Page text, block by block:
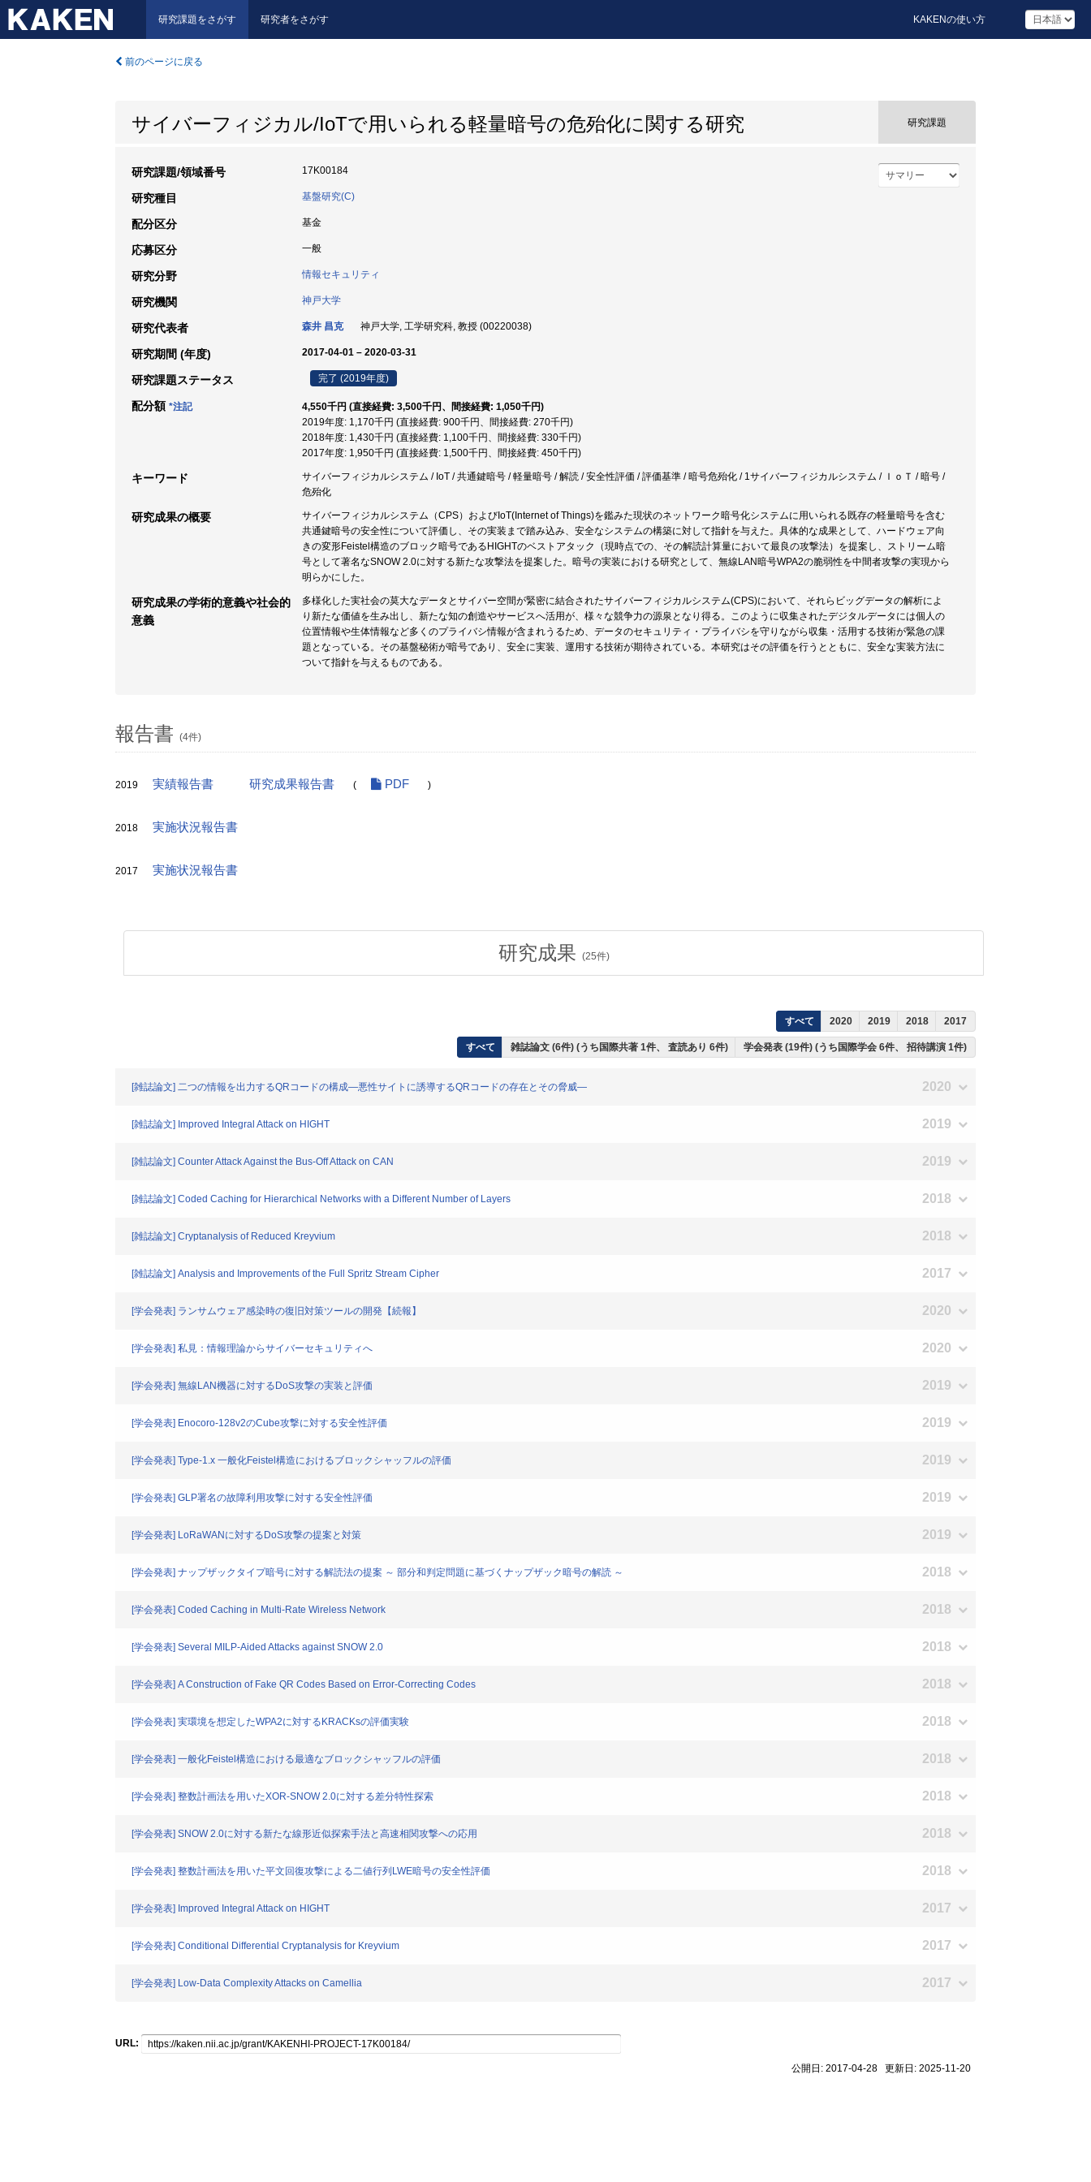
研究課題をさがす 研究者をさがす KAKENの使い方
前のページに戻る
サイバーフィジカル/IoTで用いられる軽量暗号の危殆化に関する研究 研究課題
研究課題/領域番号 17K00184
研究種目 基盤研究(C)
配分区分 基金
応募区分 一般
研究分野 情報セキュリティ
研究機関 神戸大学
研究代表者 森井 昌克 神戸大学, 工学研究科, 教授 (00220038)
研究期間 (年度) 2017-04-01 – 2020-03-31
研究課題ステータス 完了 (2019年度)
配分額 *注記
4,550千円 (直接経費: 3,500千円、間接経費: 1,050千円)
2019年度: 1,170千円 (直接経費: 900千円、間接経費: 270千円)
2018年度: 1,430千円 (直接経費: 1,100千円、間接経費: 330千円)
2017年度: 1,950千円 (直接経費: 1,500千円、間接経費: 450千円)
キーワード
サイバーフィジカルシステム / IoT / 共通鍵暗号 / 軽量暗号 / 解読 / 安全性評価 / 評価基準 / 暗号危殆化 / 1サイバーフィジカルシステム / ＩｏＴ / 暗号 /
危殆化
研究成果の概要
サイバーフィジカルシステム（CPS）およびIoT(Internet of Things)を鑑みた現状のネットワーク暗号化システムに用いられる既存の軽量暗号を含む
共通鍵暗号の安全性について評価し、その実装まで踏み込み、安全なシステムの構築に対して指針を与えた。具体的な成果として、ハードウェア向
きの変形Feistel構造のブロック暗号であるHIGHTのベストアタック（現時点での、その解読計算量において最良の攻撃法）を提案し、ストリーム暗
号として著名なSNOW 2.0に対する新たな攻撃法を提案した。暗号の実装における研究として、無線LAN暗号WPA2の脆弱性を中間者攻撃の実現から
明らかにした。
研究成果の学術的意義や社会的
意義
多様化した実社会の莫大なデータとサイバー空間が緊密に結合されたサイバーフィジカルシステム(CPS)において、それらビッグデータの解析によ
り新たな価値を生み出し、新たな知の創造やサービスへ活用が、様々な競争力の源泉となり得る。このように収集されたデジタルデータには個人の
位置情報や生体情報など多くのプライバシ情報が含まれうるため、データのセキュリティ・プライバシを守りながら収集・活用する技術が緊急の課
題となっている。その基盤秘術が暗号であり、安全に実装、運用する技術が期待されている。本研究はその評価を行うとともに、安全な実装方法に
ついて指針を与えるものである。
報告書 (4件)
2019 実績報告書 研究成果報告書 ( PDF )
2018 実施状況報告書
2017 実施状況報告書
研究成果 (25件)
すべて 2020 2019 2018 2017
すべて 雑誌論文 (6件) (うち国際共著 1件、 査読あり 6件) 学会発表 (19件) (うち国際学会 6件、 招待講演 1件)
[雑誌論文] 二つの情報を出力するQRコードの構成―悪性サイトに誘導するQRコードの存在とその脅威― 2020
[雑誌論文] Improved Integral Attack on HIGHT 2019
[雑誌論文] Counter Attack Against the Bus-Off Attack on CAN 2019
[雑誌論文] Coded Caching for Hierarchical Networks with a Different Number of Layers 2018
[雑誌論文] Cryptanalysis of Reduced Kreyvium 2018
[雑誌論文] Analysis and Improvements of the Full Spritz Stream Cipher 2017
[学会発表] ランサムウェア感染時の復旧対策ツールの開発【続報】 2020
[学会発表] 私見：情報理論からサイバーセキュリティへ 2020
[学会発表] 無線LAN機器に対するDoS攻撃の実装と評価 2019
[学会発表] Enocoro-128v2のCube攻撃に対する安全性評価 2019
[学会発表] Type-1.x 一般化Feistel構造におけるブロックシャッフルの評価 2019
[学会発表] GLP署名の故障利用攻撃に対する安全性評価 2019
[学会発表] LoRaWANに対するDoS攻撃の提案と対策 2019
[学会発表] ナップザックタイプ暗号に対する解読法の提案 ～ 部分和判定問題に基づくナップザック暗号の解読 ～ 2018
[学会発表] Coded Caching in Multi-Rate Wireless Network 2018
[学会発表] Several MILP-Aided Attacks against SNOW 2.0 2018
[学会発表] A Construction of Fake QR Codes Based on Error-Correcting Codes 2018
[学会発表] 実環境を想定したWPA2に対するKRACKsの評価実験 2018
[学会発表] 一般化Feistel構造における最適なブロックシャッフルの評価 2018
[学会発表] 整数計画法を用いたXOR-SNOW 2.0に対する差分特性探索 2018
[学会発表] SNOW 2.0に対する新たな線形近似探索手法と高速相関攻撃への応用 2018
[学会発表] 整数計画法を用いた平文回復攻撃による二値行列LWE暗号の安全性評価 2018
[学会発表] Improved Integral Attack on HIGHT 2017
[学会発表] Conditional Differential Cryptanalysis for Kreyvium 2017
[学会発表] Low-Data Complexity Attacks on Camellia 2017
URL:
公開日: 2017-04-28 更新日: 2025-11-20